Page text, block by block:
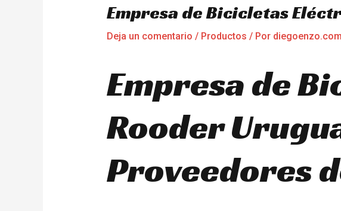
Empresa de Bicicletas
Deja un comentario / Productos / Por diegoenzo.com
Empresa de
Rooder
Proveedores